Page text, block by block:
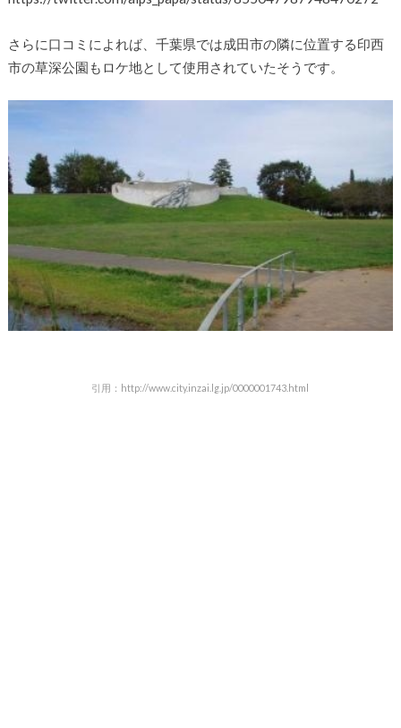
さらに口コミによれば、千葉県では成田市の隣に位置する印西
市の草深公園もロケ地として使用されていたそうです。
引用：http://www.city.inzai.lg.jp/0000001743.html